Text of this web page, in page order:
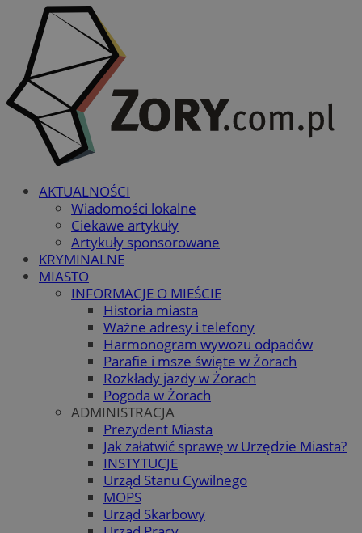
AKTUALNOŚCI
Wiadomości lokalne
Ciekawe artykuły
Artykuły sponsorowane
KRYMINALNE
MIASTO
INFORMACJE O MIEŚCIE
Historia miasta
Ważne adresy i telefony
Harmonogram wywozu odpadów
Parafie i msze święte w Żorach
Rozkłady jazdy w Żorach
Pogoda w Żorach
ADMINISTRACJA
Prezydent Miasta
Jak załatwić sprawę w Urzędzie Miasta?
INSTYTUCJE
Urząd Stanu Cywilnego
MOPS
Urząd Skarbowy